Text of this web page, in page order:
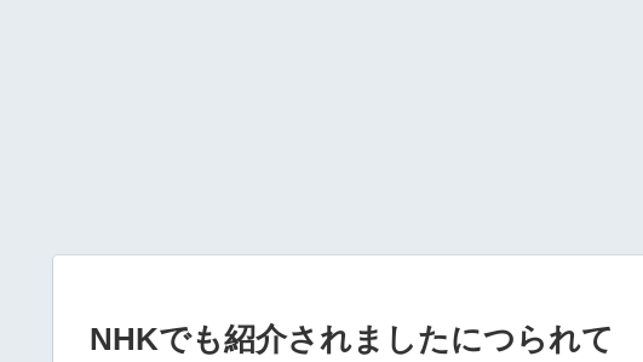
NHKでも紹介されましたにつられて